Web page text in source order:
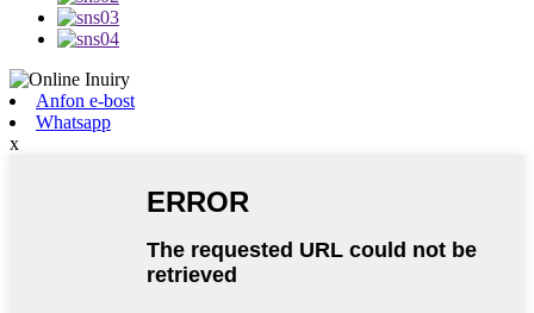
Anfon e-bost
Whatsapp
x